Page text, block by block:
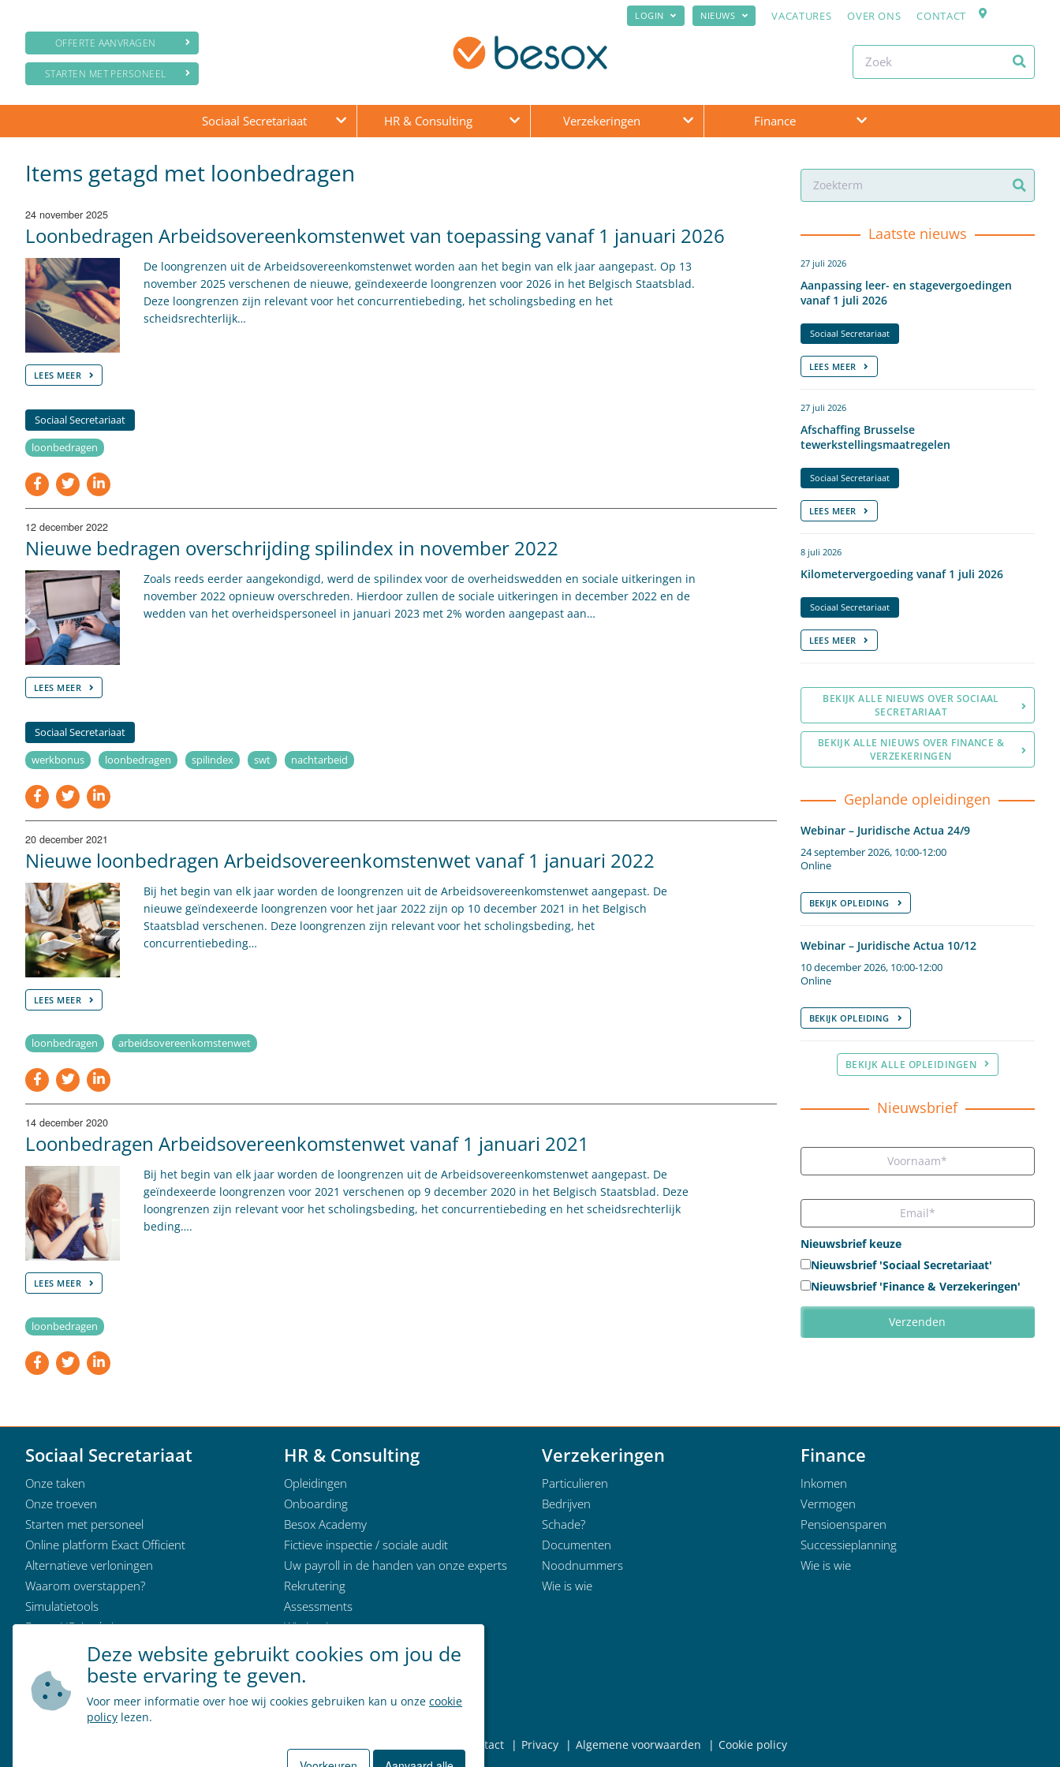
OFFERTE AANVRAGEN
STARTEN MET PERSONEEL
LOGIN NIEUWS VACATURES OVER ONS CONTACT
Sociaal Secretariaat HR & Consulting Verzekeringen Finance
Items getagd met loonbedragen
24 november 2025
Loonbedragen Arbeidsovereenkomstenwet van toepassing vanaf 1 januari 2026
De loongrenzen uit de Arbeidsovereenkomstenwet worden aan het begin van elk jaar aangepast. Op 13
november 2025 verschenen de nieuwe, geïndexeerde loongrenzen voor 2026 in het Belgisch Staatsblad.
Deze loongrenzen zijn relevant voor het concurrentiebeding, het scholingsbeding en het
scheidsrechterlijk…
LEES MEER
Sociaal Secretariaat
loonbedragen
12 december 2022
Nieuwe bedragen overschrijding spilindex in november 2022
Zoals reeds eerder aangekondigd, werd de spilindex voor de overheidswedden en sociale uitkeringen in
november 2022 opnieuw overschreden. Hierdoor zullen de sociale uitkeringen in december 2022 en de
wedden van het overheidspersoneel in januari 2023 met 2% worden aangepast aan…
LEES MEER
Sociaal Secretariaat
werkbonus loonbedragen spilindex swt nachtarbeid
20 december 2021
Nieuwe loonbedragen Arbeidsovereenkomstenwet vanaf 1 januari 2022
Bij het begin van elk jaar worden de loongrenzen uit de Arbeidsovereenkomstenwet aangepast. De
nieuwe geïndexeerde loongrenzen voor het jaar 2022 zijn op 10 december 2021 in het Belgisch
Staatsblad verschenen. Deze loongrenzen zijn relevant voor het scholingsbeding, het
concurrentiebeding…
LEES MEER
loonbedragen arbeidsovereenkomstenwet
14 december 2020
Loonbedragen Arbeidsovereenkomstenwet vanaf 1 januari 2021
Bij het begin van elk jaar worden de loongrenzen uit de Arbeidsovereenkomstenwet aangepast. De
geïndexeerde loongrenzen voor 2021 verschenen op 9 december 2020 in het Belgisch Staatsblad. Deze
loongrenzen zijn relevant voor het scholingsbeding, het concurrentiebeding en het scheidsrechterlijk
beding….
LEES MEER
loonbedragen
Laatste nieuws
27 juli 2026
Aanpassing leer- en stagevergoedingen
vanaf 1 juli 2026
Sociaal Secretariaat
LEES MEER
27 juli 2026
Afschaffing Brusselse
tewerkstellingsmaatregelen
Sociaal Secretariaat
LEES MEER
8 juli 2026
Kilometervergoeding vanaf 1 juli 2026
Sociaal Secretariaat
LEES MEER
BEKIJK ALLE NIEUWS OVER SOCIAAL
SECRETARIAAT
BEKIJK ALLE NIEUWS OVER FINANCE &
VERZEKERINGEN
Geplande opleidingen
Webinar – Juridische Actua 24/9
24 september 2026, 10:00-12:00
Online
BEKIJK OPLEIDING
Webinar – Juridische Actua 10/12
10 december 2026, 10:00-12:00
Online
BEKIJK OPLEIDING
BEKIJK ALLE OPLEIDINGEN
Nieuwsbrief
Nieuwsbrief keuze
Nieuwsbrief 'Sociaal Secretariaat'
Nieuwsbrief 'Finance & Verzekeringen'
Sociaal Secretariaat
Onze taken
Onze troeven
Starten met personeel
Online platform Exact Officient
Alternatieve verloningen
Waarom overstappen?
Simulatietools
Besox HR Analytics
Klantervaringen
Modeldocumenten
Wie is wie
HR & Consulting
Opleidingen
Onboarding
Besox Academy
Fictieve inspectie / sociale audit
Uw payroll in de handen van onze experts
Rekrutering
Assessments
Wie is wie
Verzekeringen
Particulieren
Bedrijven
Schade?
Documenten
Noodnummers
Wie is wie
Finance
Inkomen
Vermogen
Pensioensparen
Successieplanning
Wie is wie
Contact Privacy Algemene voorwaarden Cookie policy
Deze website gebruikt cookies om jou de
beste ervaring te geven.
Voor meer informatie over hoe wij cookies gebruiken kan u onze cookie
policy lezen.